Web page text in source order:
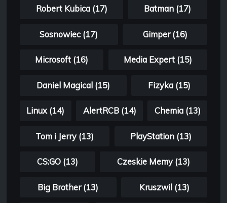
Robert Kubica (17) Batman (17)
Sosnowiec (17) Gimper (16)
Microsoft (16) Media Expert (15)
Daniel Magical (15) Fizyka (15)
Linux (14) AlertRCB (14) Chemia (13)
Tom i Jerry (13) PlayStation (13)
CS:GO (13) Czeskie Memy (13)
Big Brother (13) Kruszwil (13)